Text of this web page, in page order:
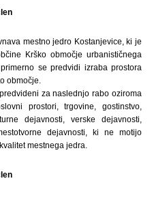
mestno jedro Kostanjevice, ki je
Krško območje urbanističnega
se predvidi izraba prostora
območje.
za naslednjo rabo oziroma
prostori, trgovine, gostinstvo,
dejavnosti, verske dejavnosti,
dejavnosti, ki ne motijo
mestnega jedra.